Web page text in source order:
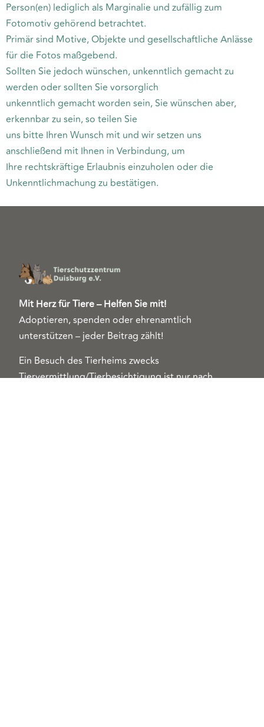
Person(en) lediglich als Marginalie und zufällig zum
Fotomotiv gehörend betrachtet.
Primär sind Motive, Objekte und gesellschaftliche Anlässe
für die Fotos maßgebend.
Sollten Sie jedoch wünschen, unkenntlich gemacht zu
werden oder sollten Sie vorsorglich
unkenntlich gemacht worden sein, Sie wünschen aber,
erkennbar zu sein, so teilen Sie
uns bitte Ihren Wunsch mit und wir setzen uns
anschließend mit Ihnen in Verbindung, um
Ihre rechtskräftige Erlaubnis einzuholen oder die
Unkenntlichmachung zu bestätigen.
Mit Herz für Tiere – Helfen Sie mit!
Adoptieren, spenden oder ehrenamtlich
unterstützen – jeder Beitrag zählt!
Ein Besuch des Tierheims zwecks
Tiervermittlung/Tierbesichtigung ist nur nach